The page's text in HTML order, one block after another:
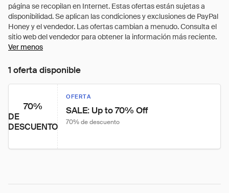
Ver menos
1 oferta disponible
70%
DE
DESCUENTO
OFERTA
SALE: Up to 70% Off
70% de descuento